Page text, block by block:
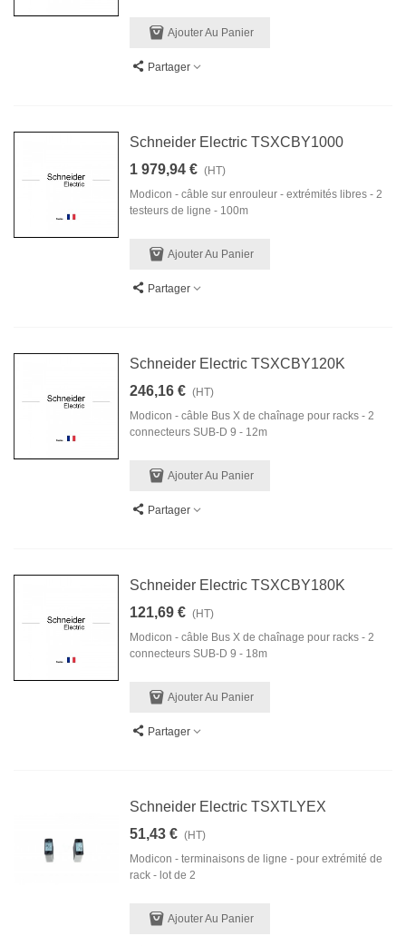
Ajouter Au Panier
Partager
Schneider Electric TSXCBY1000
1 979,94 € (HT)
Modicon - câble sur enrouleur - extrémités libres - 2
testeurs de ligne - 100m
Ajouter Au Panier
Partager
Schneider Electric TSXCBY120K
246,16 € (HT)
Modicon - câble Bus X de chaînage pour racks - 2
connecteurs SUB-D 9 - 12m
Ajouter Au Panier
Partager
Schneider Electric TSXCBY180K
121,69 € (HT)
Modicon - câble Bus X de chaînage pour racks - 2
connecteurs SUB-D 9 - 18m
Ajouter Au Panier
Partager
Schneider Electric TSXTLYEX
51,43 € (HT)
Modicon - terminaisons de ligne - pour extrémité de
rack - lot de 2
Ajouter Au Panier